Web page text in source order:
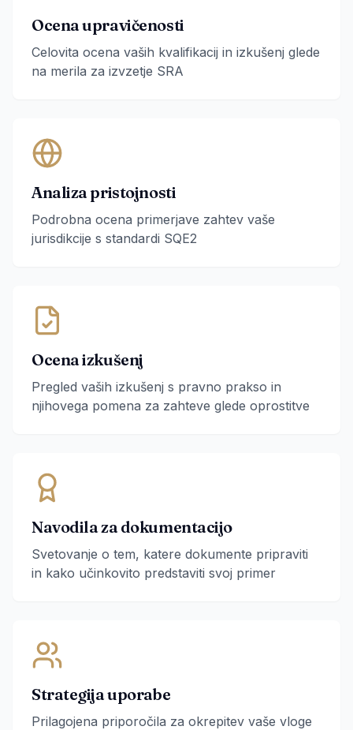
Ocena upravičenosti
Celovita ocena vaših kvalifikacij in izkušenj glede
na merila za izvzetje SRA
Analiza pristojnosti
Podrobna ocena primerjave zahtev vaše
jurisdikcije s standardi SQE2
Ocena izkušenj
Pregled vaših izkušenj s pravno prakso in
njihovega pomena za zahteve glede oprostitve
Navodila za dokumentacijo
Svetovanje o tem, katere dokumente pripraviti
in kako učinkovito predstaviti svoj primer
Strategija uporabe
Prilagojena priporočila za okrepitev vaše vloge